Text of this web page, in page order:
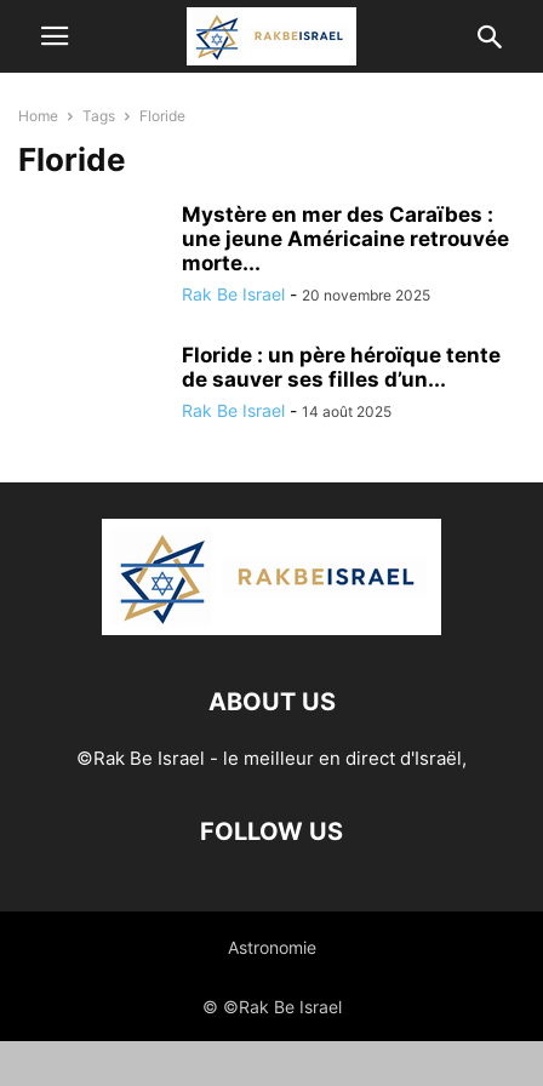
Home Tags Floride
Floride
Mystère en mer des Caraïbes :
une jeune Américaine retrouvée
morte...
Rak Be Israel - 20 novembre 2025
Floride : un père héroïque tente
de sauver ses filles d’un...
Rak Be Israel - 14 août 2025
ABOUT US
©Rak Be Israel - le meilleur en direct d'Israël,
FOLLOW US
Astronomie
© ©Rak Be Israel